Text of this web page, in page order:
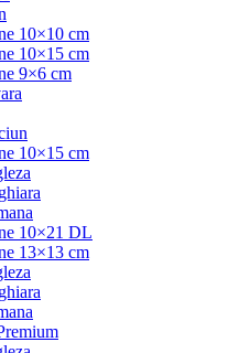
10×10 cm
10×15 cm
9×6 cm
10×15 cm
10×21 DL
13×13 cm